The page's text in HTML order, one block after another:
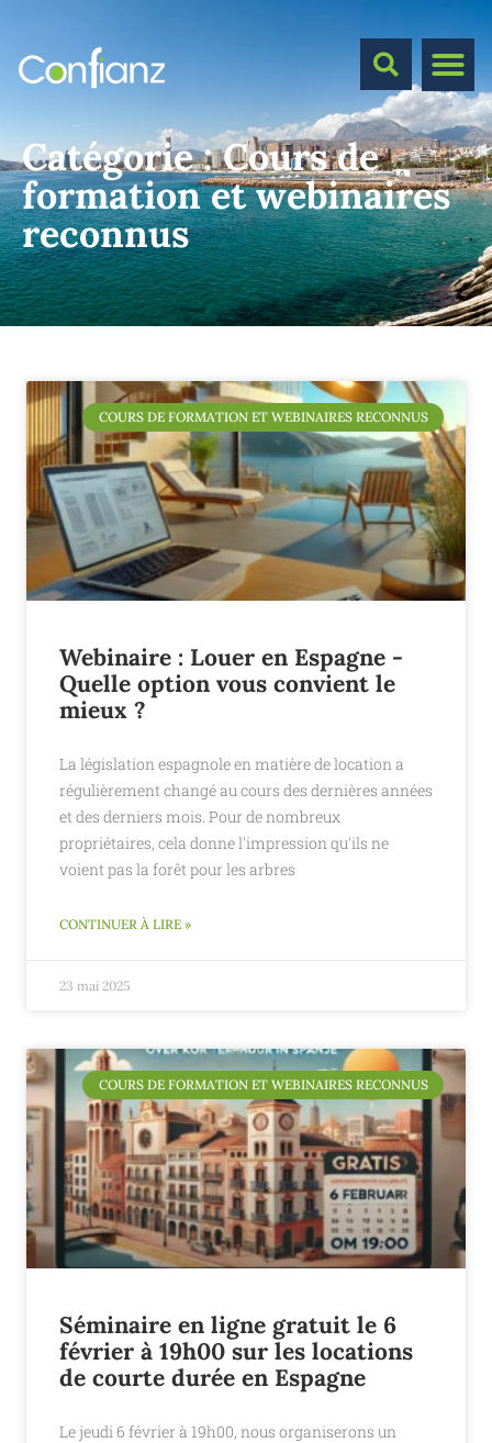
Catégorie :Cours de
formation et webinaires
reconnus
COURS DE FORMATION ET WEBINAIRES RECONNUS
Webinaire : Louer en Espagne -
Quelle option vous convient le
mieux ?
La législation espagnole en matière de location a
régulièrement changé au cours des dernières années
et des derniers mois. Pour de nombreux
propriétaires, cela donne l'impression qu'ils ne
voient pas la forêt pour les arbres
CONTINUER À LIRE »
23 mai 2025
COURS DE FORMATION ET WEBINAIRES RECONNUS
Séminaire en ligne gratuit le 6
février à 19h00 sur les locations
de courte durée en Espagne
Le jeudi 6 février à 19h00, nous organiserons un